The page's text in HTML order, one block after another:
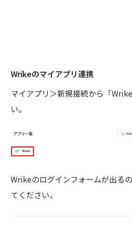
Wrikeのマイアプリ連携
マイアプリ＞新規接続から「
い。
Wrikeのログインフォームが出る
てください。